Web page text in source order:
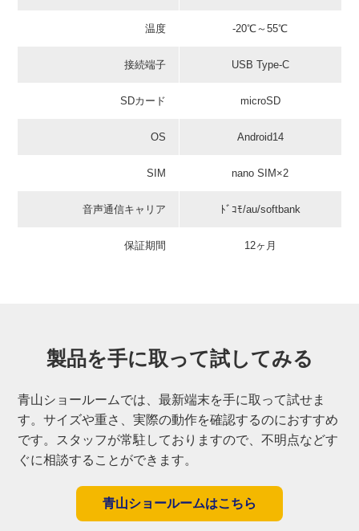
温度 -20℃～55℃
接続端子 USB Type-C
SDカード microSD
OS Android14
SIM nano SIM×2
音声通信キャリア ﾄﾞｺﾓ/au/softbank
保証期間 12ヶ月
製品を手に取って試してみる
青山ショールームでは、最新端末を手に取って試せま
す。サイズや重さ、実際の動作を確認するのにおすすめ
です。スタッフが常駐しておりますので、不明点などす
ぐに相談することができます。
青山ショールームはこちら